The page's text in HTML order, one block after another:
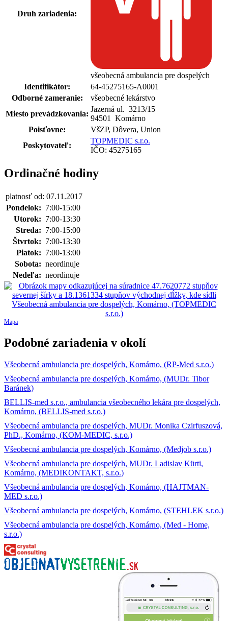
Druh zariadenia:
všeobecná ambulancia pre dospelých
Identifikátor:
64-45275165-A0001
Odborné zameranie:
všeobecné lekárstvo
Miesto prevádzkovania:
Jazerná ul. 3213/15
94501 Komárno
Poisťovne:
VšZP, Dôvera, Union
Poskytovateľ:
TOPMEDIC s.r.o.
IČO: 45275165
Ordinačné hodiny
platnosť od: 07.11.2017
Pondelok: 7:00-15:00
Utorok: 7:00-13:30
Streda: 7:00-15:00
Štvrtok: 7:00-13:30
Piatok: 7:00-13:00
Sobota: neordinuje
Nedeľa: neordinuje
Mapa
Podobné zariadenia v okolí
Všeobecná ambulancia pre dospelých, Komárno, (RP-Med s.r.o.)
Všeobecná ambulancia pre dospelých, Komárno, (MUDr. Tibor
Baránek)
BELLIS-med s.r.o., ambulancia všeobecného lekára pre dospelých,
Komárno, (BELLIS-med s.r.o.)
Všeobecná ambulancia pre dospelých, MUDr. Monika Czirfuszová,
PhD., Komárno, (KOM-MEDIC, s.r.o.)
Všeobecná ambulancia pre dospelých, Komárno, (Medjob s.r.o.)
Všeobecná ambulancia pre dospelých, MUDr. Ladislav Kürti,
Komárno, (MEDIKONTAKT, s.r.o.)
Všeobecná ambulancia pre dospelých, Komárno, (HAJTMAN-
MED s.r.o.)
Všeobecná ambulancia pre dospelých, Komárno, (STEHLEK s.r.o.)
Všeobecná ambulancia pre dospelých, Komárno, (Med - Home,
s.r.o.)